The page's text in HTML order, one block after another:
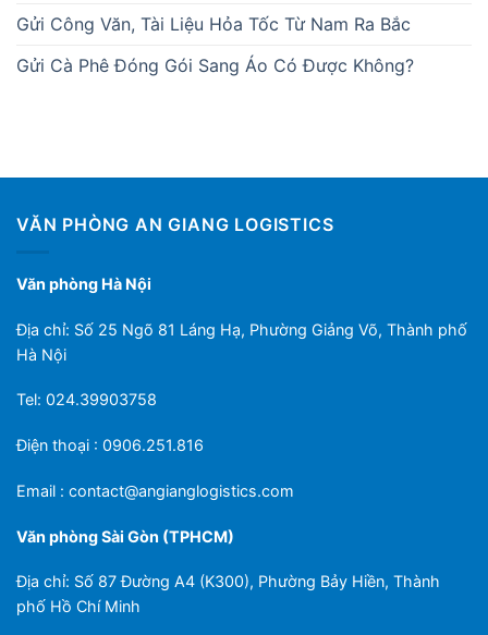
Gửi Công Văn, Tài Liệu Hỏa Tốc Từ Nam Ra Bắc
Gửi Cà Phê Đóng Gói Sang Áo Có Được Không?
VĂN PHÒNG AN GIANG LOGISTICS
Văn phòng Hà Nội
Địa chỉ: Số 25 Ngõ 81 Láng Hạ, Phường Giảng Võ, Thành phố
Hà Nội
Tel: 024.39903758
Điện thoại : 0906.251.816
Email : contact@angianglogistics.com
Văn phòng Sài Gòn (TPHCM)
Địa chỉ: Số 87 Đường A4 (K300), Phường Bảy Hiền, Thành
phố Hồ Chí Minh